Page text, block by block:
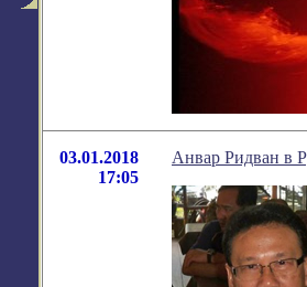
03.01.2018
17:05
Анвар Ридван в